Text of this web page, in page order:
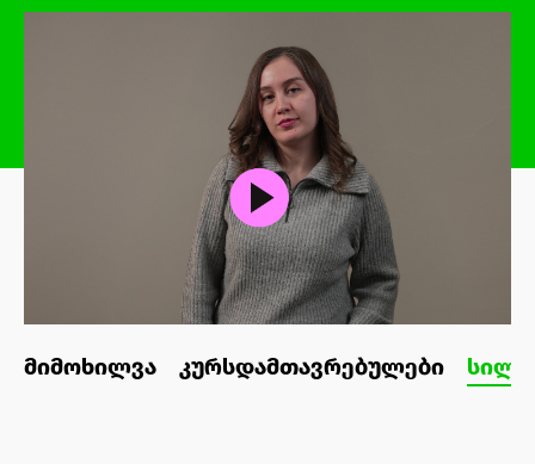
მიმოხილვა კურსდამთავრებულები